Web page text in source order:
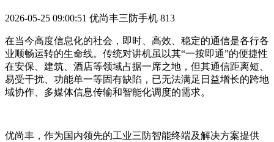
2026-05-25 09:00:51 优尚丰三防手机 813
在当今高度信息化的社会，即时、高效、稳定的通信是各行各
业顺畅运转的生命线。传统对讲机虽以其“一按即通”的便捷性
在安保、建筑、酒店等领域占据一席之地，但其通信距离短、
易受干扰、功能单一等固有缺陷，已无法满足日益增长的跨地
域协作、多媒体信息传输和智能化调度的需求。
优尚丰，作为国内领先的工业三防智能终端及解决方案提供